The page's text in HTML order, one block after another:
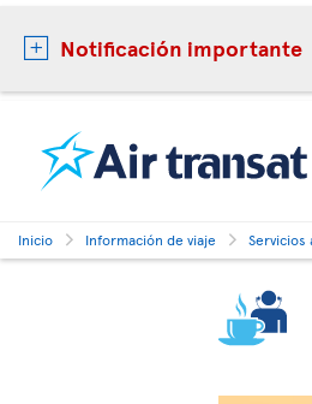
Notificación importante
Inicio Información de viaje Servicios